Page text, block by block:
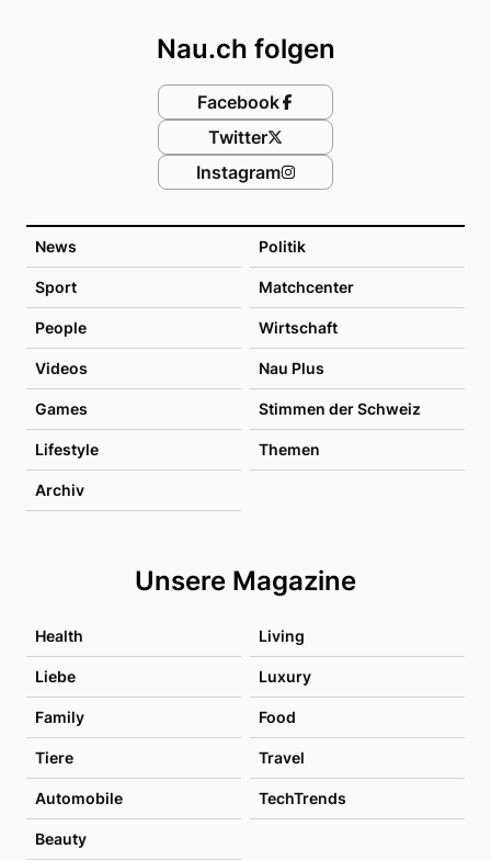
News Politik
Sport Matchcenter
People Wirtschaft
Videos Nau Plus
Games Stimmen der Schweiz
Lifestyle Themen
Archiv
Unsere Magazine
Health Living
Liebe Luxury
Family Food
Tiere Travel
Automobile TechTrends
Beauty
Nau.ch folgen
Facebook
Twitter
Instagram